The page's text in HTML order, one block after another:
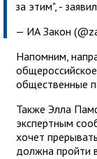
за этим", -
— ИА Закон
Напомним,
общественные
Также Элла
экспертным
хочет
должна пройти